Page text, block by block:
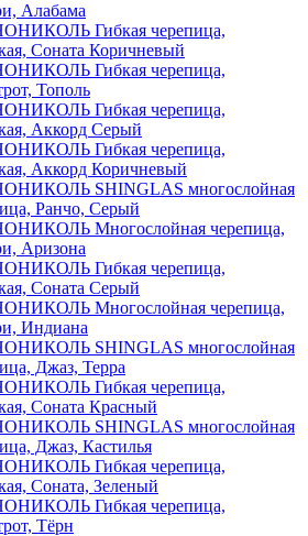
Алабама
Гибкая черепица,
Соната Коричневый
Гибкая черепица,
Тополь
Гибкая черепица,
Аккорд Серый
Гибкая черепица,
Аккорд Коричневый
SHINGLAS многослойная
Ранчо, Серый
Многослойная черепица,
Аризона
Гибкая черепица,
Соната Серый
Многослойная черепица,
Индиана
SHINGLAS многослойная
Джаз, Терра
Гибкая черепица,
Соната Красный
SHINGLAS многослойная
Джаз, Кастилья
Гибкая черепица,
Соната, Зеленый
Гибкая черепица,
Тёрн